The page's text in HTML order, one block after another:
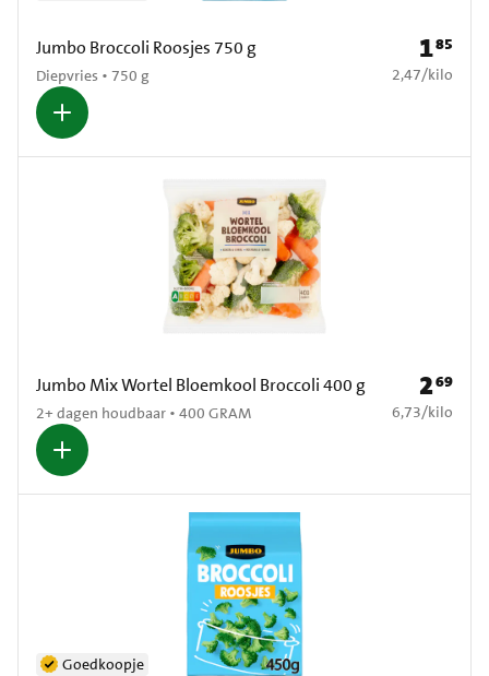
Jumbo Broccoli Roosjes 750 g
Diepvries • 750 g
Prijs: €
185
€ 2,47 per kilo
2,47/kilo
Jumbo Mix Wortel Bloemkool Broccoli 400 g
2+ dagen houdbaar • 400 GRAM
Prijs: €
269
€ 6,73 per kilo
6,73/kilo
Goedkoopje